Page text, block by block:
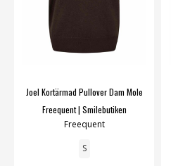
Joel Kortärmad Pullover Dam Mole
Freequent | Smilebutiken
Freequent
S